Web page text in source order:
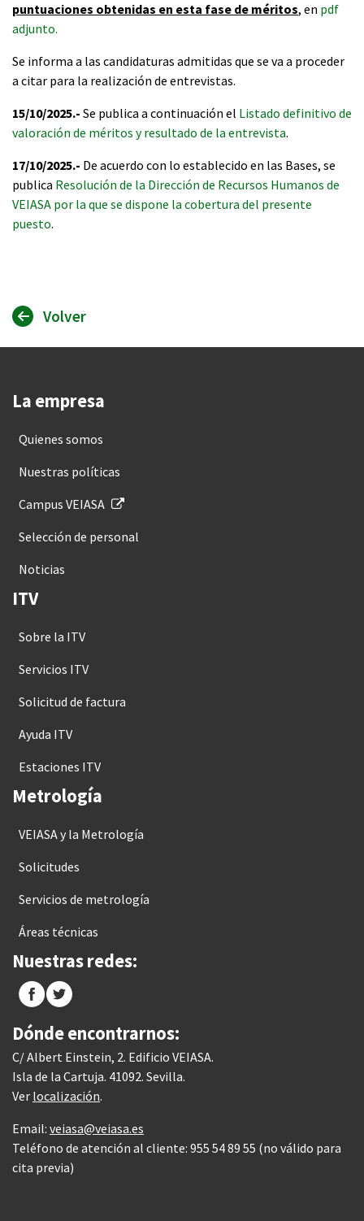
puntuaciones obtenidas en esta fase de méritos, en pdf
adjunto.
Se informa a las candidaturas admitidas que se va a proceder
a citar para la realización de entrevistas.
15/10/2025.- Se publica a continuación el Listado definitivo de
valoración de méritos y resultado de la entrevista.
17/10/2025.- De acuerdo con lo establecido en las Bases, se
publica Resolución de la Dirección de Recursos Humanos de
VEIASA por la que se dispone la cobertura del presente
puesto.
Volver
La empresa
Quienes somos
Nuestras políticas
Campus VEIASA
Selección de personal
Noticias
ITV
Sobre la ITV
Servicios ITV
Solicitud de factura
Ayuda ITV
Estaciones ITV
Metrología
VEIASA y la Metrología
Solicitudes
Servicios de metrología
Áreas técnicas
Nuestras redes:
Dónde encontrarnos:
C/ Albert Einstein, 2. Edificio VEIASA.
Isla de la Cartuja. 41092. Sevilla.
Ver localización.
Email: veiasa@veiasa.es
Teléfono de atención al cliente: 955 54 89 55 (no válido para
cita previa)